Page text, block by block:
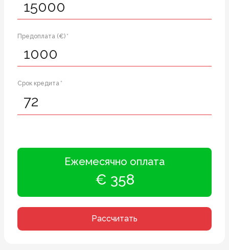
Предоплата (€) *
Срок кредита *
Ежемесячно оплата
€ 358
Рассчитать